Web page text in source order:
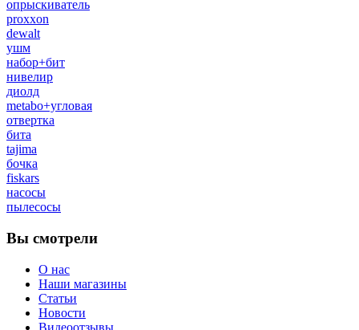
опрыскиватель
proxxon
dewalt
ушм
набор+бит
нивелир
диолд
metabo+угловая
отвертка
бита
tajima
бочка
fiskars
насосы
пылесосы
Вы смотрели
О нас
Наши магазины
Статьи
Новости
Видеоотзывы